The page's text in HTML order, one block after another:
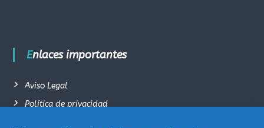
Enlaces importantes
Aviso Legal
Política de privacidad